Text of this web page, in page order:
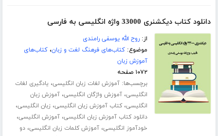
دانلود کتاب دیکشنری 33000 واژه انگلیسی به فارسی
از:روح الله یوسفی رامندی
موضوع:کتاب‌های فرهنگ لغت و زبان،کتاب‌های
آموزش زبان
۱۰۷۲ صفحه
برچسب‌ها:آموزش لغات زبان انگلیسی، یادگیری لغات
انگلیسی،آموزش واژگان انگلیسی،آموزش زبان
انگلیسی،کتاب آموزش زبان انگلیسی، زبان انگلیسی،
دانلود کتاب آموزش زبان انگلیسی،آموزش انگلیسی،
خودآموز انگلیسی،آموزش کلمات زبان انگلیسی،دو